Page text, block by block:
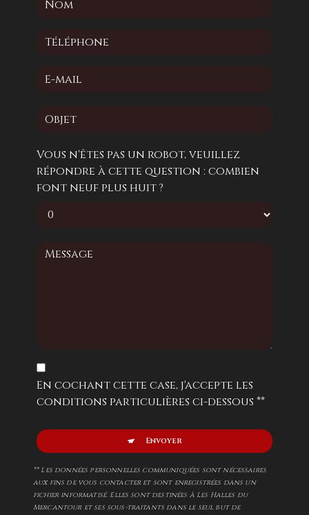
Vous n'êtes pas un robot, veuillez
répondre à cette question : combien
font neuf plus huit ?
En cochant cette case, j'accepte les
conditions particulières ci-dessous **
Envoyer
** Les données personnelles communiquées sont nécessaires
aux fins de vous contacter et sont enregistrées dans un
fichier informatisé. Elles sont destinées à Les Halles du
Mercantour et ses sous-traitants dans le seul but de